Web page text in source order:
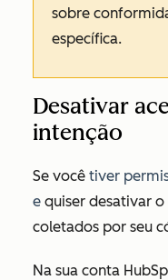
sobre
específica.
Desativar
intenção
Se você tiver
e quiser desativar
coletados por seu
Na sua conta